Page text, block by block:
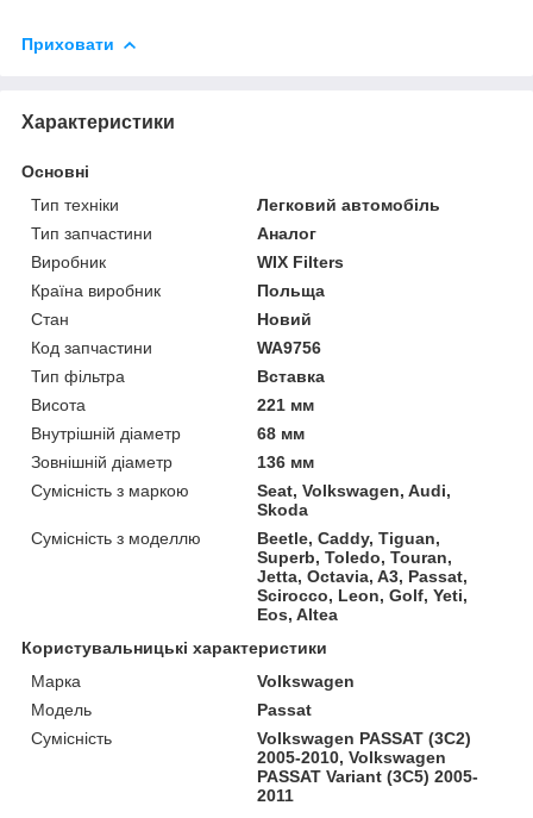
Приховати
Характеристики
Основні
Тип техніки
Легковий автомобіль
Тип запчастини
Аналог
Виробник
WIX Filters
Країна виробник
Польща
Стан
Новий
Код запчастини
WA9756
Тип фільтра
Вставка
Висота
221 мм
Внутрішній діаметр
68 мм
Зовнішній діаметр
136 мм
Сумісність з маркою
Seat, Volkswagen, Audi,
Skoda
Сумісність з моделлю
Beetle, Caddy, Tiguan,
Superb, Toledo, Touran,
Jetta, Octavia, A3, Passat,
Scirocco, Leon, Golf, Yeti,
Eos, Altea
Користувальницькі характеристики
Марка
Volkswagen
Модель
Passat
Сумісність
Volkswagen PASSAT (3C2)
2005-2010, Volkswagen
PASSAT Variant (3C5) 2005-
2011